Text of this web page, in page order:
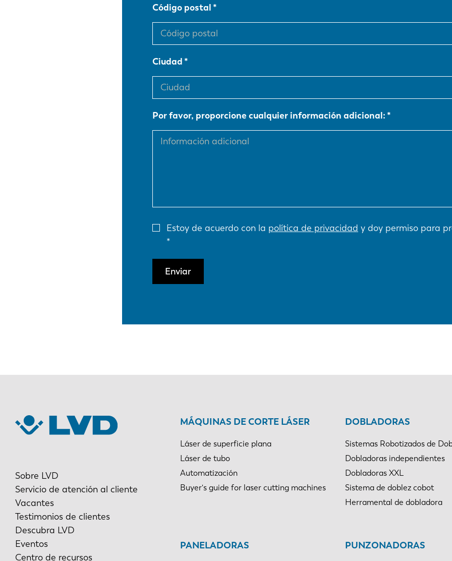
Código postal
Ciudad
Por favor, proporcione cualquier información adicional:
Estoy de acuerdo con la política de privacidad y doy permiso para
Enviar
Sobre LVD
Servicio de atención al cliente
Vacantes
Testimonios de clientes
Descubra LVD
Eventos
Centro de recursos
MÁQUINAS DE CORTE LÁSER
Láser de superficie plana
Láser de tubo
Automatización
Buyer's guide for laser cutting machines
DOBLADORAS
Sistemas Robotizados de
Dobladoras independientes
Dobladoras XXL
Sistema de doblez cobot
Herramental de dobladora
PANELADORAS PUNZONADORAS
EN NL FR
DE IT ES